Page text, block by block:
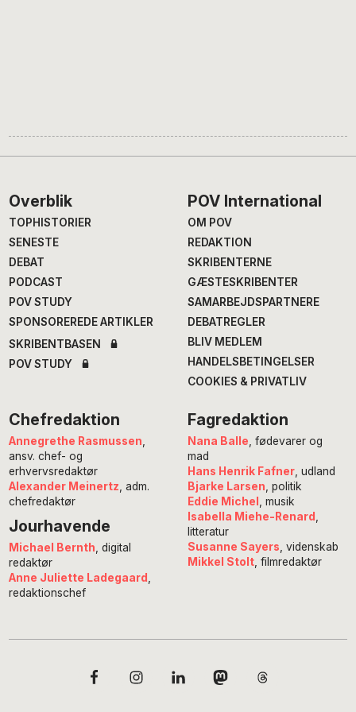
Footer
Overblik
TOPHISTORIER
SENESTE
DEBAT
PODCAST
POV STUDY
SPONSOREREDE ARTIKLER
SKRIBENTBASEN
POV STUDY
POV International
OM POV
REDAKTION
SKRIBENTERNE
GÆSTESKRIBENTER
SAMARBEJDSPARTNERE
DEBATREGLER
BLIV MEDLEM
HANDELSBETINGELSER
COOKIES & PRIVATLIV
Chefredaktion
Annegrethe Rasmussen,
ansv. chef- og
erhvervsredaktør
Alexander Meinertz, adm.
chefredaktør
Jourhavende
Michael Bernth , digital
redaktør
Anne Juliette Ladegaard
redaktionschef
Fagredaktion
Nana Balle, fødevarer og
mad
Hans Henrik Fafner, udland
Bjarke Larsen, politik
Eddie Michel , musik
Isabella Miehe-Renard ,
litteratur
Susanne Sayers, videnskab
Mikkel Stolt, filmredaktør